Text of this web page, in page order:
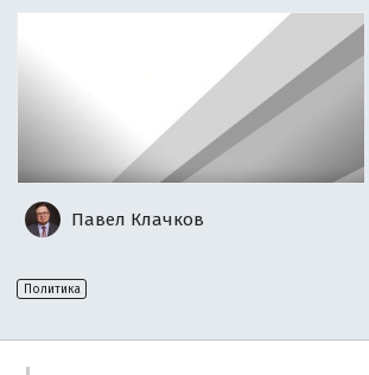
Павел Клачков
Политика